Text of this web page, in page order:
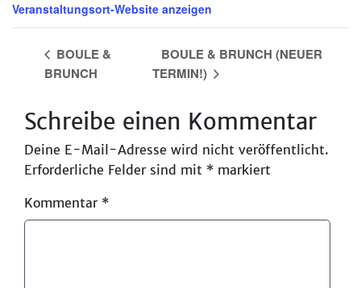
Veranstaltungsort-Website anzeigen
BOULE &
BRUNCH
BOULE & BRUNCH (NEUER
TERMIN!)
Schreibe einen Kommentar
Deine E-Mail-Adresse wird nicht veröffentlicht.
Erforderliche Felder sind mit * markiert
Kommentar *